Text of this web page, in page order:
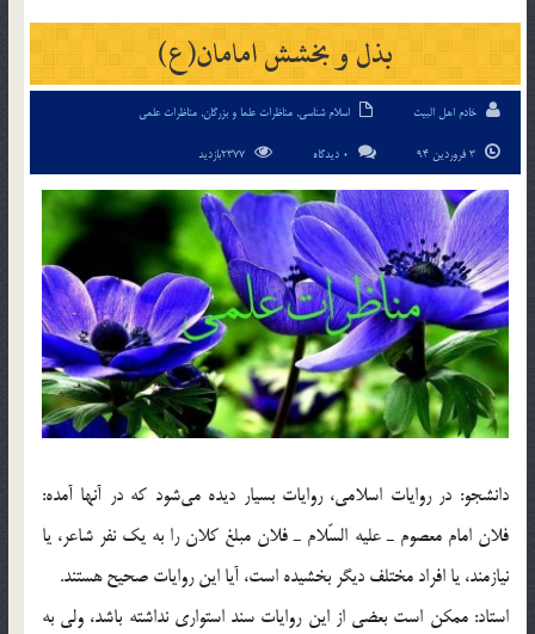
بذل و بخشش امامان(ع)
خادم اهل البیت اسلام شناسی, مناظرات علما و بزرگان, مناظرات علمی
0 دیدگاه
دانشجو: در روايات اسلامي، روايات بسيار ديده مي‌شود كه در آنها آمده:
فلان امام معصوم ـ عليه السّلام ـ فلان مبلغ كلان را به يك نفر شاعر، يا
نيازمند، يا افراد مختلف ديگر بخشيده است، آيا اين روايات صحيح هستند.
استاد: ممكن است بعضي از اين روايات سند استواري نداشته باشد، ولي به